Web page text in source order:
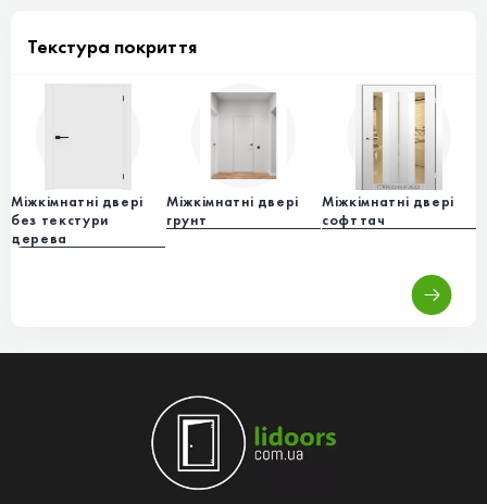
Текстура покриття
Міжкімнатні двері
без текстури
дерева
Міжкімнатні двері
грунт
Міжкімнатні двері
софттач